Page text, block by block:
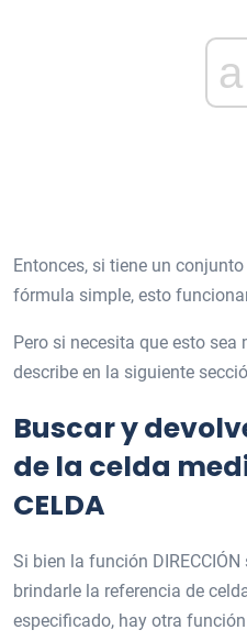
Entonces, si tiene un
fórmula simple, esto
Pero si necesita que esto
describe en la siguiente
Buscar y
de la celda
CELDA
Si bien la función
brindarle la referencia de
especificado, hay otra